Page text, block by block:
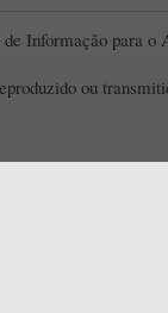
Informação para o
ou